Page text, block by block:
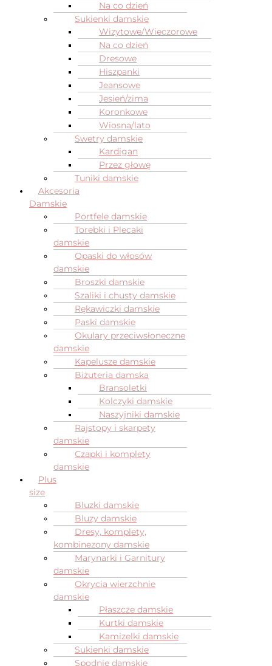
Na co dzień
Sukienki damskie
Wizytowe/Wieczorowe
Na co dzień
Dresowe
Hiszpanki
Jeansowe
Jesień/zima
Koronkowe
Wiosna/lato
Swetry damskie
Kardigan
Przez głowę
Tuniki damskie
Akcesoria
Damskie
Portfele damskie
Torebki i Plecaki
damskie
Opaski do włosów
damskie
Broszki damskie
Szaliki i chusty damskie
Rękawiczki damskie
Paski damskie
Okulary przeciwsłoneczne
damskie
Kapelusze damskie
Biżuteria damska
Bransoletki
Kolczyki damskie
Naszyjniki damskie
Rajstopy i skarpety
damskie
Czapki i komplety
damskie
Plus
size
Bluzki damskie
Bluzy damskie
Dresy, komplety,
kombinezony damskie
Marynarki i Garnitury
damskie
Okrycia wierzchnie
damskie
Płaszcze damskie
Kurtki damskie
Kamizelki damskie
Sukienki damskie
Spodnie damskie